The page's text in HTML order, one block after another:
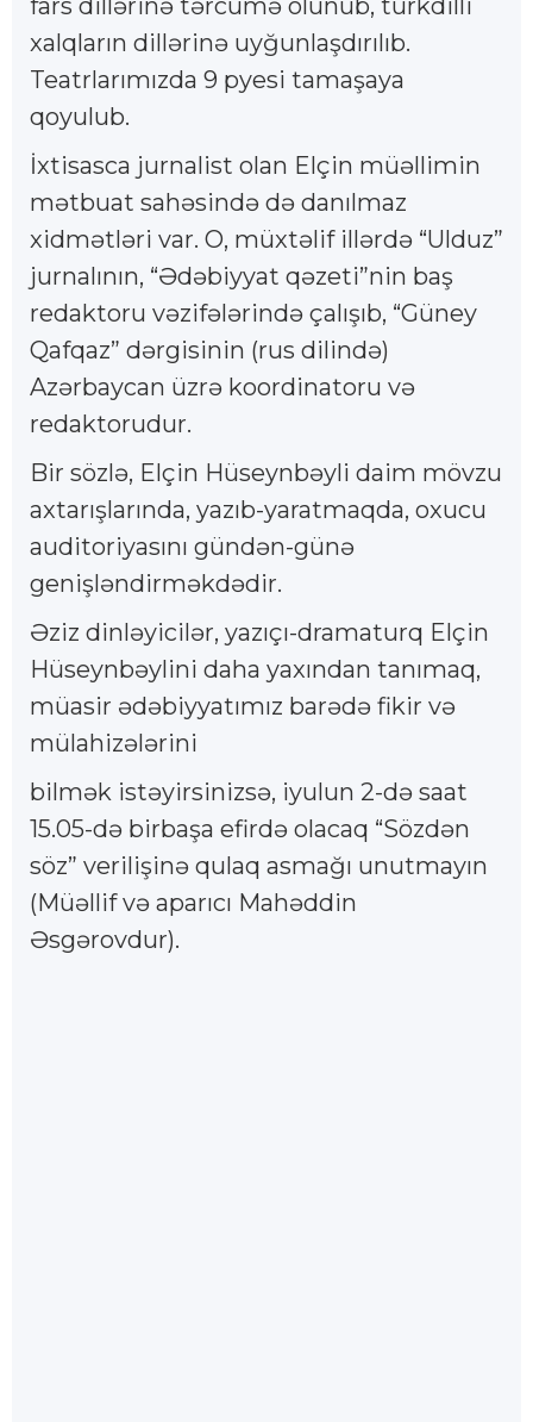
fars dillərinə tərcümə olunub, türkdilli
xalqların dillərinə uyğunlaşdırılıb.
Teatrlarımızda 9 pyesi tamaşaya
qoyulub.
İxtisasca jurnalist olan Elçin müəllimin
mətbuat sahəsində də danılmaz
xidmətləri var. O, müxtəlif illərdə “Ulduz”
jurnalının, “Ədəbiyyat qəzeti”nin baş
redaktoru vəzifələrində çalışıb, “Güney
Qafqaz” dərgisinin (rus dilində)
Azərbaycan üzrə koordinatoru və
redaktorudur.
Bir sözlə, Elçin Hüseynbəyli daim mövzu
axtarışlarında, yazıb-yaratmaqda, oxucu
auditoriyasını gündən-günə
genişləndirməkdədir.
Əziz dinləyicilər, yazıçı-dramaturq Elçin
Hüseynbəylini daha yaxından tanımaq,
müasir ədəbiyyatımız barədə fikir və
mülahizələrini
bilmək istəyirsinizsə, iyulun 2-də saat
15.05-də birbaşa efirdə olacaq “Sözdən
söz” verilişinə qulaq asmağı unutmayın
(Müəllif və aparıcı Mahəddin
Əsgərovdur).